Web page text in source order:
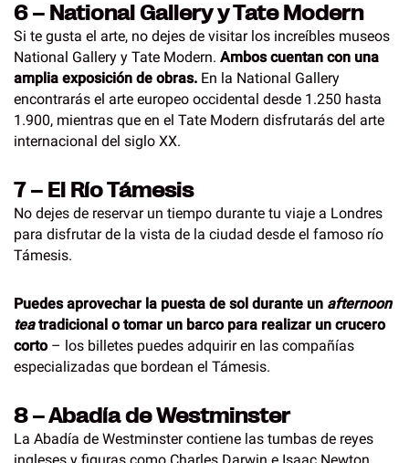
6 – National Gallery y Tate Modern
Si te gusta el arte, no dejes de visitar los increíbles museos
National Gallery y Tate Modern. Ambos cuentan con una
amplia exposición de obras. En la National Gallery
encontrarás el arte europeo occidental desde 1.250 hasta
1.900, mientras que en el Tate Modern disfrutarás del arte
internacional del siglo XX.
7 – El Río Támesis
No dejes de reservar un tiempo durante tu viaje a Londres
para disfrutar de la vista de la ciudad desde el famoso río
Támesis.
Puedes aprovechar la puesta de sol durante un afternoon
teatradicional o tomar un barco para realizar un crucero
corto– los billetes puedes adquirir en las compañías
especializadas que bordean el Támesis.
8 – Abadía de Westminster
La Abadía de Westminster contiene las tumbas de reyes